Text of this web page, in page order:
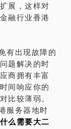
展，这样对
融行业香港
有出现故障的
题解决的时
商拥有丰富
间响应你的
比较薄弱。
服务器地时
么需要大二